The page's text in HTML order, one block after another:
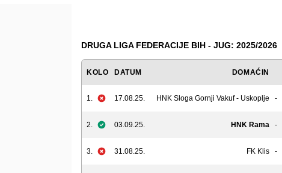
DRUGA LIGA FEDERACIJE BIH - JUG: 2025/2026
KOLO DATUM DOMAĆIN
1. 17.08.25. HNK Sloga Gornji Vakuf - Uskoplje -
2. 03.09.25. HNK Rama -
3. 31.08.25. FK Klis -